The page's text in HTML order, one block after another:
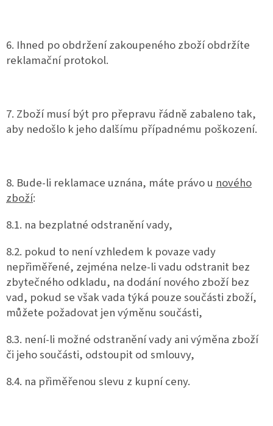
6. Ihned po obdržení zakoupeného zboží obdržíte
reklamační protokol.
7. Zboží musí být pro přepravu řádně zabaleno tak,
aby nedošlo k jeho dalšímu případnému poškození.
8. Bude-li reklamace uznána, máte právo u nového
zboží:
8.1. na bezplatné odstranění vady,
8.2. pokud to není vzhledem k povaze vady
nepřiměřené, zejména nelze-li vadu odstranit bez
zbytečného odkladu, na dodání nového zboží bez
vad, pokud se však vada týká pouze součásti zboží,
můžete požadovat jen výměnu součásti,
8.3. není-li možné odstranění vady ani výměna zboží
či jeho součásti, odstoupit od smlouvy,
8.4. na přiměřenou slevu z kupní ceny.